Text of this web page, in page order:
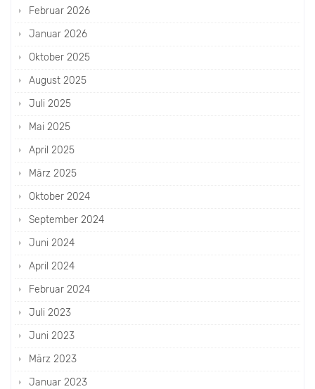
Februar 2026
Januar 2026
Oktober 2025
August 2025
Juli 2025
Mai 2025
April 2025
März 2025
Oktober 2024
September 2024
Juni 2024
April 2024
Februar 2024
Juli 2023
Juni 2023
März 2023
Januar 2023